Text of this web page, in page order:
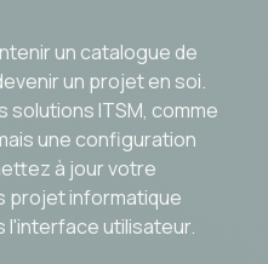
un catalogue de
un projet en soi.
solutions ITSM, comme
une configuration
à jour votre
projet informatique
l'interface utilisateur.